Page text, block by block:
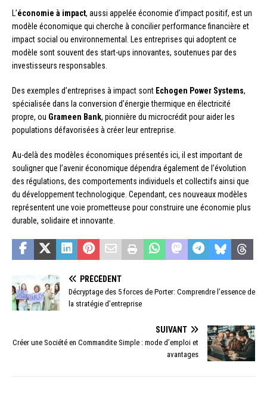
L’économie à impact, aussi appelée économie d’impact positif, est un
modèle économique qui cherche à concilier performance financière et
impact social ou environnemental. Les entreprises qui adoptent ce
modèle sont souvent des start-ups innovantes, soutenues par des
investisseurs responsables.
Des exemples d’entreprises à impact sont Echogen Power Systems,
spécialisée dans la conversion d’énergie thermique en électricité
propre, ou Grameen Bank, pionnière du microcrédit pour aider les
populations défavorisées à créer leur entreprise.
Au-delà des modèles économiques présentés ici, il est important de
souligner que l’avenir économique dépendra également de l’évolution
des régulations, des comportements individuels et collectifs ainsi que
du développement technologique. Cependant, ces nouveaux modèles
représentent une voie prometteuse pour construire une économie plus
durable, solidaire et innovante.
PRÉCÉDENT
Décryptage des 5 forces de Porter: Comprendre l’essence de
la stratégie d’entreprise
SUIVANT
Créer une Société en Commandite Simple : mode d’emploi et
avantages